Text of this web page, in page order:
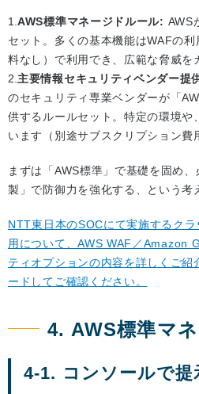
AWS標準マネージドルール: AWS
セット。多くの基本機能はWAFの
料なし）で利用でき、広範な脅威を
主要情報セキュリティベンダー提
のセキュリティ専業ベンダーが「
供するルールセット。特定の環境や
います（別途サブスクリプション費
まずは「AWS標準」で基礎を固め
製」で防御力を強化する、という考
NTT東日本のSOCにて実施するク
用について、AWS WAF／Amazon
ティオプションの内容を詳しくご紹
ードしてご確認ください。
4. AWS標準マ
4-1. コンソールで